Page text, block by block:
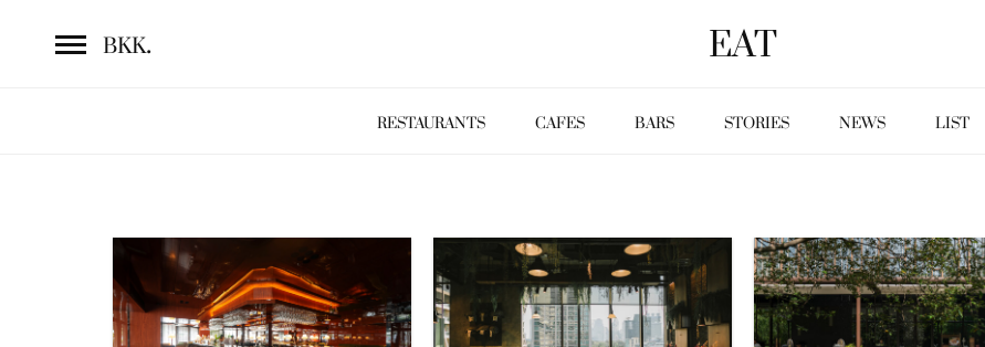
BKK. EAT
RESTAURANTS CAFES BARS STORIES NEWS LIST